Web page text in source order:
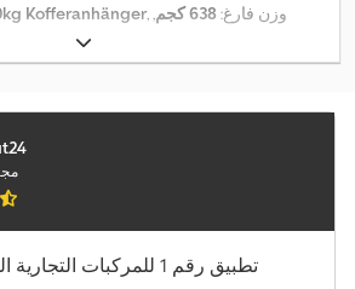
Kofferanhänger
, وزن فارغ: 638 كجم
, الوزن
المحور:محورين, طول مساحة التحميل:
تطبيق رقم 1 للمركبات